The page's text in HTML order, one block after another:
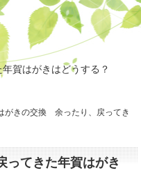
賀はがきはどうする？
がきの交換 余ったり、戻ってき
てきた年賀はがき